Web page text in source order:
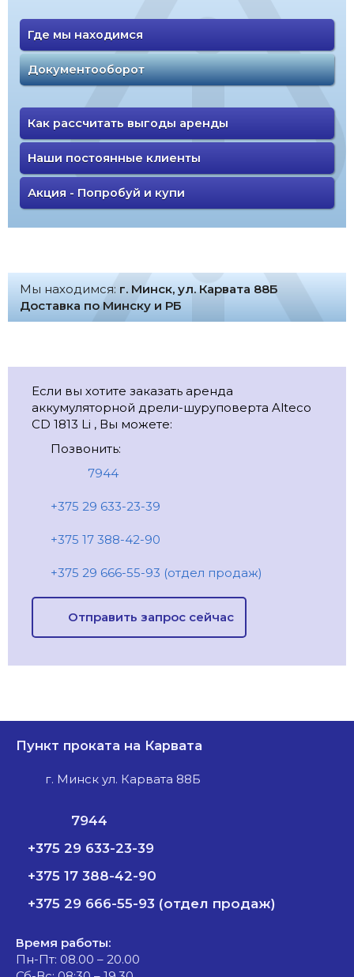
Где мы находимся
Документооборот
Как рассчитать выгоды аренды
Наши постоянные клиенты
Акция - Попробуй и купи
Мы находимся: г. Минск, ул. Карвата 88Б
Доставка по Минску и РБ
Если вы хотите заказать аренда
аккумуляторной дрели-шуруповерта Alteco
CD 1813 Li , Вы можете:
Позвонить:
7944
+375 29 633-23-39
+375 17 388-42-90
+375 29 666-55-93 (отдел продаж)
Отправить запрос сейчас
Пункт проката на Карвата
г. Минск ул. Карвата 88Б
7944
+375 29 633-23-39
+375 17 388-42-90
+375 29 666-55-93 (отдел продаж)
Время работы:
Пн-Пт: 08.00 – 20.00